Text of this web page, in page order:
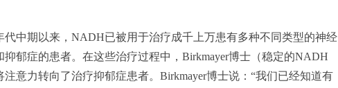
代中期以来，NADH已被用于治疗成千上万患有多种不同类型的神经
抑郁症的患者。在这些治疗过程中，Birkmayer博士（稳定的NADH
注意力转向了治疗抑郁症患者。Birkmayer博士说：“我们已经知道有